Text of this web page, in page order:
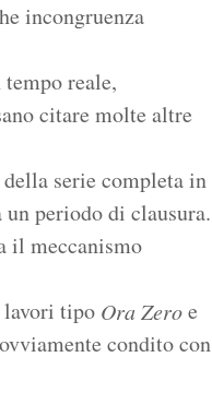
incongruenza
reale,
citare molte altre
serie completa in
periodo di clausura.
il meccanismo
lavori tipo Ora Zeroe
condito con